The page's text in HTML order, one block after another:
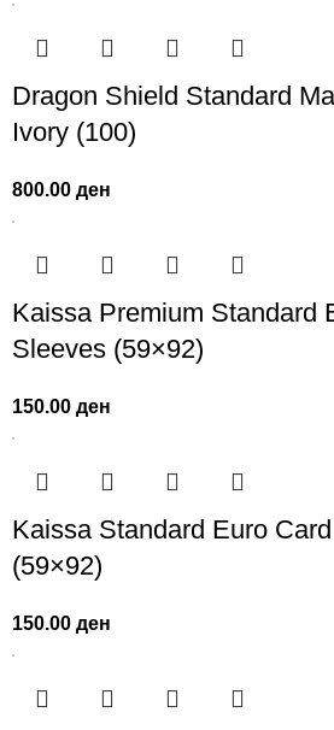
Dragon Shield Standard
Ivory (100)
800.00ден
Kaissa Premium Standard
Sleeves (59×92)
150.00ден
Kaissa Standard Euro
(59×92)
150.00ден